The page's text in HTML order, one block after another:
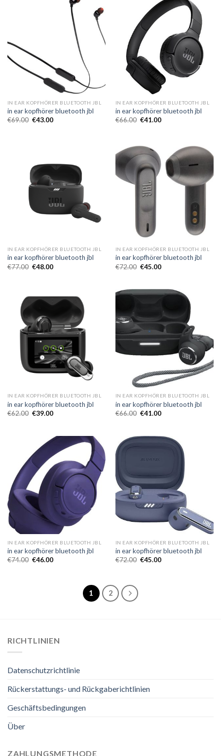
IN EAR KOPFHÖRER BLUETOOTH JBL
in ear kopfhörer bluetooth jbl
€69.00 €43.00
IN EAR KOPFHÖRER BLUETOOTH JBL
in ear kopfhörer bluetooth jbl
€66.00 €41.00
IN EAR KOPFHÖRER BLUETOOTH JBL
in ear kopfhörer bluetooth jbl
€77.00 €48.00
IN EAR KOPFHÖRER BLUETOOTH JBL
in ear kopfhörer bluetooth jbl
€72.00 €45.00
IN EAR KOPFHÖRER BLUETOOTH JBL
in ear kopfhörer bluetooth jbl
€62.00 €39.00
IN EAR KOPFHÖRER BLUETOOTH JBL
in ear kopfhörer bluetooth jbl
€66.00 €41.00
IN EAR KOPFHÖRER BLUETOOTH JBL
in ear kopfhörer bluetooth jbl
€74.00 €46.00
IN EAR KOPFHÖRER BLUETOOTH JBL
in ear kopfhörer bluetooth jbl
€72.00 €45.00
1 2
RICHTLINIEN
Datenschutzrichtlinie
Rückerstattungs- und Rückgaberichtlinien
Geschäftsbedingungen
Über
ZAHLUNGSMETHODE